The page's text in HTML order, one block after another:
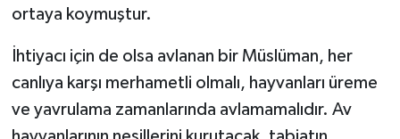
ortaya koymuştur.
İhtiyacı için de olsa avlanan bir Müslüman, her
canlıya karşı merhametli olmalı, hayvanları üreme
ve yavrulama zamanlarında avlamamalıdır. Av